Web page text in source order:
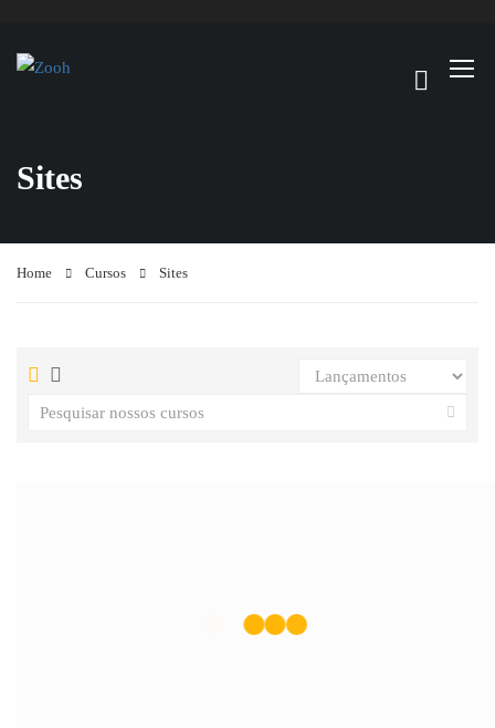
Sites
Home Cursos Sites